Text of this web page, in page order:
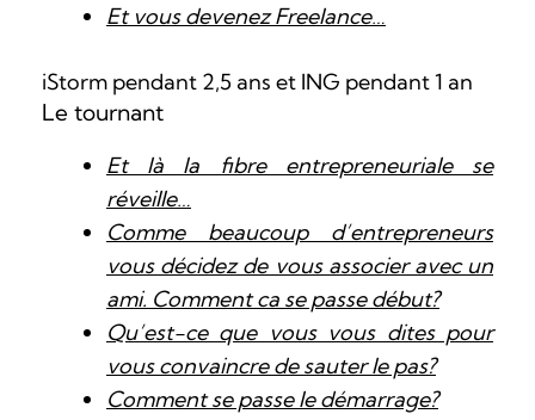
Et vous devenez Freelance…
iStorm pendant 2,5 ans et ING pendant 1 an
Le tournant
Et là la fibre entrepreneuriale se
réveille…
Comme beaucoup d’entrepreneurs
vous décidez de vous associer avec un
ami. Comment ca se passe début?
Qu’est-ce que vous vous dites pour
vous convaincre de sauter le pas?
Comment se passe le démarrage?